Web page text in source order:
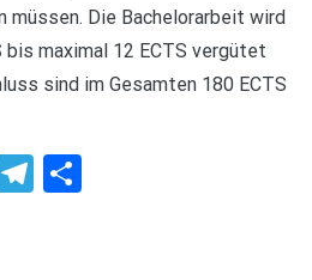
müssen. Die Bachelorarbeit wird
maximal 12 ECTS vergütet
sind im Gesamten 180 ECTS
Telegram